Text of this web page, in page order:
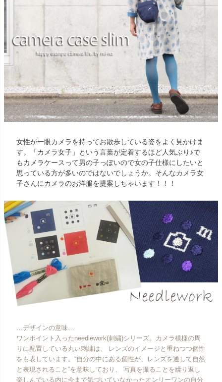
女性が一眼カメラを持ってお散歩している姿をよく見かけま
す。「カメラ女子」という言葉が定着するほど人気ぶり♪で
もカメラケースって男の子っぽいので女の子仕様にしたいと
思っている方が多いのではないでしょうか。そんなカメラ女
子さんにカメラのお洋服を提案しちゃいます！！！
…デザインの意味…
ワンポイント入ったneedlework(刺繍)シリーズ。カメラ模様の周
りに配置している丸い刺繍は、 レンズのイメージと重ねつつ個性
をも表しています。“自分の中にある個性が、レンズを通して自然
と表現されること”を意味しており、 写真を撮ることを繰り返し
楽しんでいる内に今まで気づいていなかったオンリーワンの自分